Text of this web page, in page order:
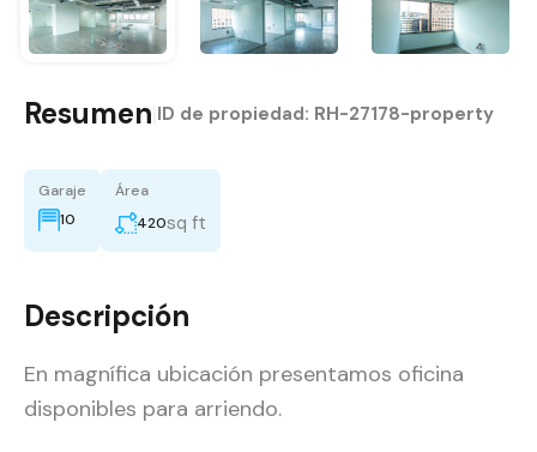
Resumen ID de propiedad: RH-27178-property
Garaje
10
Área
420sq ft
Descripción
En magnífica ubicación presentamos oficina
disponibles para arriendo.